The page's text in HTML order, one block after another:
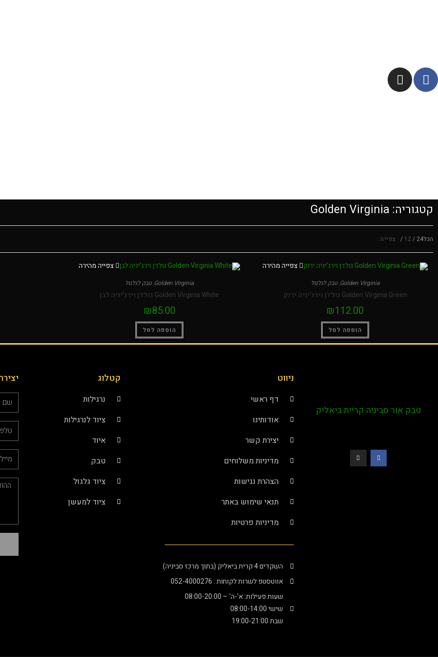
קטגוריה: Golden Virginia
צפייה: 12 24הכל
צפייה מהירה
Golden Virginia
,טבק לגלגול
Golden Virginia Green גולדן וירג'יניה ירוק
₪112.00
הוספה לסל
צפייה מהירה
Golden Virginia
,טבק לגלגול
Golden Virginia White גולדן וירג'יניה לבן
₪85.00
הוספה לסל
טבק אור סביניה קריית ביאליק
ניווט
דף ראשי
אודותינו
יצירת קשר
מדיניות משלוחים
הצהרת נגישות
תנאי שימוש באתר
מדיניות פרטיות
השקדים 4 קרית ביאליק (בתוך מרכז סביניה)
אווטסטפ לשרות לקוחות : 052-4000276
שעות פעילות: א'-ה' – 08:00-20:00
שישי 08:00-14:00
שבת 19:00-21:00
קטלוג
נרגילות
ציוד לנרגילות
איוד
טבק
ציוד גלגול
ציוד למעשן